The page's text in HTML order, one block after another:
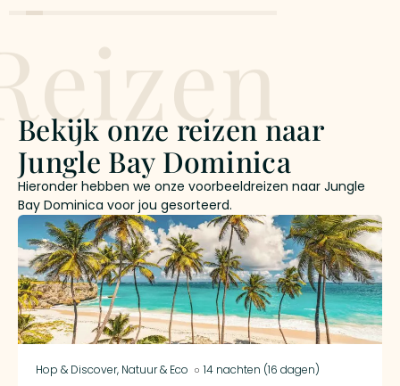
Bekijk onze reizen naar
Jungle Bay Dominica
Hieronder hebben we onze voorbeeldreizen naar Jungle
Bay Dominica voor jou gesorteerd.
Hop & Discover, Natuur & Eco 14 nachten (16 dagen)